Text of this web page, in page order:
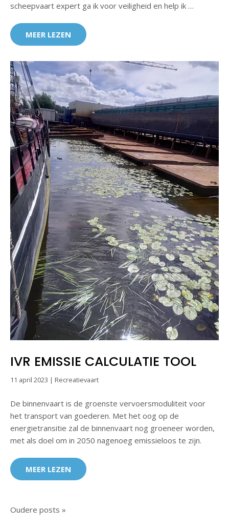
scheepvaart expert ga ik voor veiligheid en help ik …
MEER LEZEN
IVR EMISSIE CALCULATIE TOOL
11 april 2023 | Recreatievaart
De binnenvaart is de groenste vervoersmoduliteit voor
het transport van goederen. Met het oog op de
energietransitie zal de binnenvaart nog groeneer worden,
met als doel om in 2050 nagenoeg emissieloos te zijn.
MEER LEZEN
Oudere posts »